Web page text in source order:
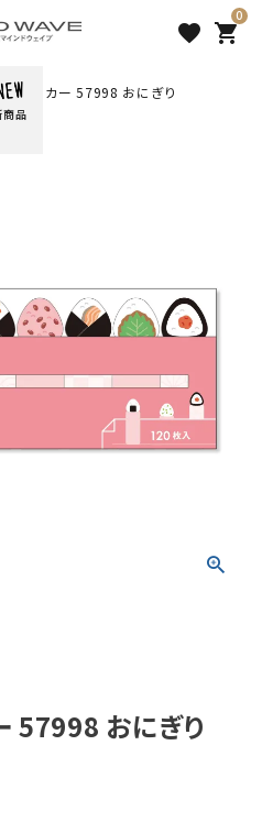
favorite
0
shopping_cart
ばいばいべあ
ウサコレフレンズ
具小物 筆記用具等
商品
クマーカー 57998 おにぎり
57998 おにぎり